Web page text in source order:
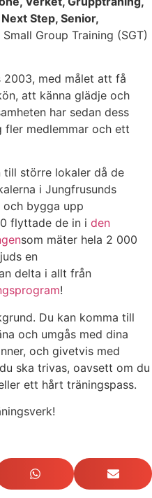
Step, Senior,
Group Training (SGT)
2003, med målet att få
att känna glädje och
har sedan dess
fler medlemmar och ett
till större lokaler då de
i Jungfrusunds
och bygga upp
flyttade de in i den
som mäter hela 2 000
en
delta i allt från
!
Du kan komma till
och umgås med dina
och givetvis med
ska trivas, oavsett om du
ett hårt träningspass.